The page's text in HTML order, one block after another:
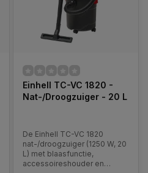
Einhell TC-VC 1820 -
Nat-/Droogzuiger - 20 L
De Einhell TC-VC 1820
nat-/droogzuiger (1250 W, 20
L) met blaasfunctie,
accessoireshouder en